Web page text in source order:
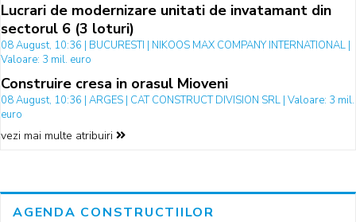
Lucrari de modernizare unitati de invatamant din
sectorul 6 (3 loturi)
08 August, 10:36 | BUCURESTI | NIKOOS MAX COMPANY INTERNATIONAL |
Valoare: 3 mil. euro
Construire cresa in orasul Mioveni
08 August, 10:36 | ARGES | CAT CONSTRUCT DIVISION SRL | Valoare: 3 mil.
euro
vezi mai multe atribuiri
AGENDA CONSTRUCTIILOR